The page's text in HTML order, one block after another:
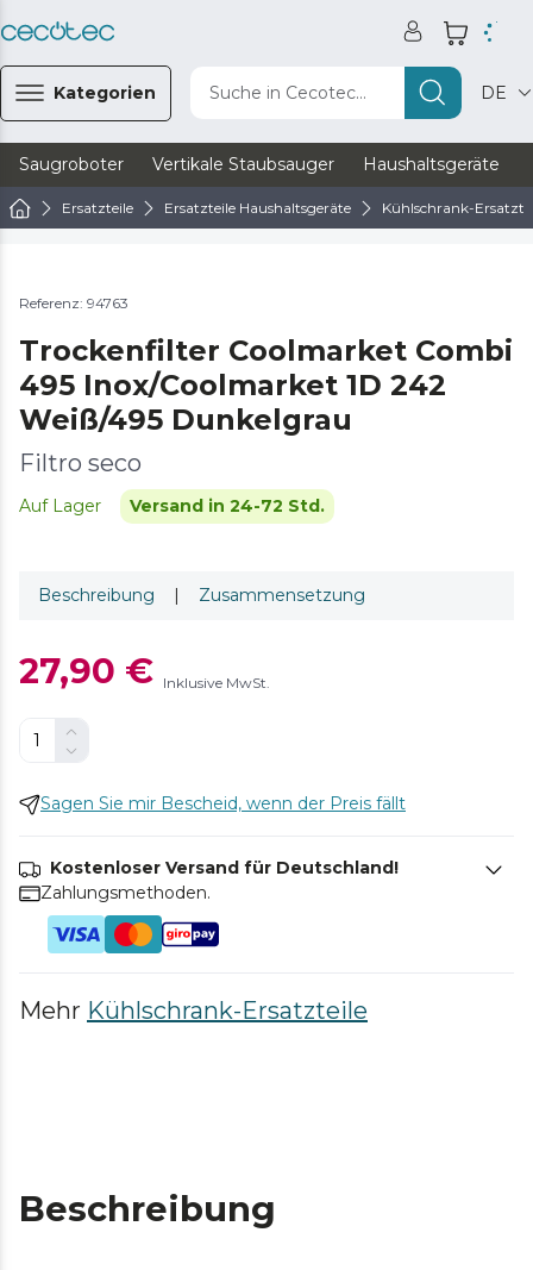
Kategorien Suche in Cecotec... DE
Saugroboter Vertikale Staubsauger Haushaltsgeräte
Ersatzteile Ersatzteile Haushaltsgeräte Kühlschrank-
Referenz: 94763
Trockenfilter Coolmarket Combi
495 Inox/Coolmarket 1D 242
Weiß/495 Dunkelgrau
Filtro seco
Auf Lager Versand in 24-72 Std.
Beschreibung | Zusammensetzung
27,90 € Inklusive MwSt.
Sagen Sie mir Bescheid, wenn der Preis fällt
Kostenloser Versand für Deutschland!
Zahlungsmethoden.
Mehr Kühlschrank-Ersatzteile
Beschreibung